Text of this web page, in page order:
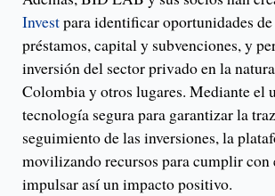
Investpara identificar oportunidades
préstamos, capital y subvenciones, y
inversión del sector privado en la
Colombia y otros lugares. Mediante el
tecnología segura para garantizar la
seguimiento de las inversiones, la
movilizando recursos para cumplir con
impulsar así un impacto positivo.